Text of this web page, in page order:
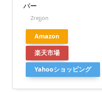
バー
Zrejjon
Amazon
楽天市場
Yahooショッピング